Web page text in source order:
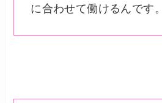
に合わせて働けるんです。